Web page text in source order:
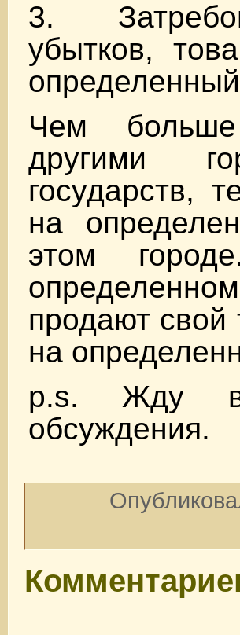
3.
убытков,
Чем
другими
государств,
на
этом
продают
на
p.s. Жду
обсуждения.